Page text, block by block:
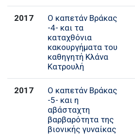
2017
Ο καπετάν Βράκας
-4- και τα
καταχθόνια
κακουργήματα του
καθηγητή Κλάνα
Κατρουλή
2017
Ο καπετάν Βράκας
-5- και η
αβάσταχτη
βαρβαρότητα της
βιονικής γυναίκας